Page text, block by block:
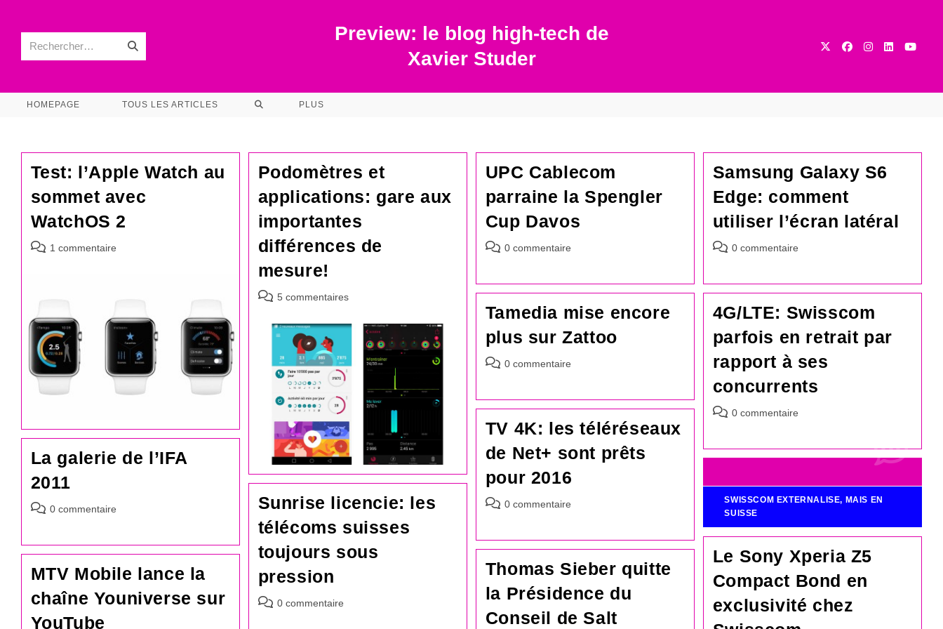
contentRechercher…
recherche
Preview: le blog high-tech de
Xavier Studer
HOMEPAGE TOUS LES ARTICLES TOGGLE
SEARCH
PLUS
Test: l’Apple Watch au
sommet avec
WatchOS 2
Commentaires
1 commentaire
Podomètres et
applications: gare aux
importantes
différences de
mesure!
Commentaires
publication :
5 commentaires
UPC Cablecom
parraine la Spengler
Cup Davos
Commentaires
publication :
0 commentaire
Samsung Galaxy S6
Edge: comment
utiliser l’écran latéral
Commentaires
publication :
0 commentaire
Tamedia mise encore
plus sur Zattoo
Commentaires
publication :
0 commentaire
4G/LTE: Swisscom
parfois en retrait par
rapport à ses
concurrents
Commentaires
publication :
0 commentaire
TV 4K: les téléréseaux
de Net+ sont prêts
pour 2016
Commentaires
publication :
0 commentaire
La galerie de l’IFA
2011
Commentaires
publication :
0 commentaire
SWISSCOM EXTERNALISE, MAIS EN
SUISSE
Sunrise licencie: les
télécoms suisses
toujours sous
pression
Commentaires
0 commentaire
Le Sony Xperia Z5
Compact Bond en
exclusivité chez
Thomas Sieber quitte
la Présidence du
Conseil de Salt
MTV Mobile lance la
chaîne Youniverse sur
YouTube